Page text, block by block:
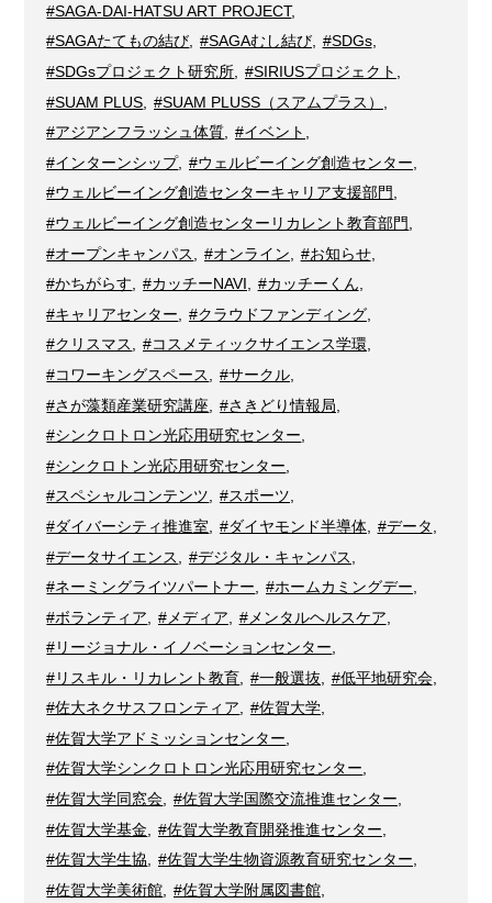
#SAGA-DAI-HATSU ART PROJECT,
#SAGAたてもの結び, #SAGAむし結び, #SDGs,
#SDGsプロジェクト研究所
#SIRIUSプロジェクト
#SUAM PLUS
#SUAM PLUSS（スアムプラス）
#アジアンフラッシュ体質
#イベント
#インターンシップ, #ウェルビーイング創造センター
#ウェルビーイング創造センターキャリア支援部門
#ウェルビーイング創造センターリカレント教育部門
#オープンキャンパス
#オンライン #お知らせ,
#かちがらす
#カッチーNAVI #カッチーくん
#キャリアセンター
#クラウドファンディング,
#クリスマス
#コスメティックサイエンス学環,
#コワーキングスペース
#サークル,
#さが藻類産業研究講座
#さきどり情報局
#シンクロトロン光応用研究センター
#シンクロトン光応用研究センター
#スペシャルコンテンツ
#スポーツ
#ダイバーシティ推進室
#ダイヤモンド半導体, #データ
#データサイエンス
#デジタル・キャンパス
#ネーミングライツパートナー
#ホームカミングデー
#ボランティア
#メディア #メンタルヘルスケア
#リージョナル・イノベーションセンター
#リスキル・リカレント教育
#一般選抜 #低平地研究会,
#佐大ネクサスフロンティア, #佐賀大学,
#佐賀大学アドミッションセンター
#佐賀大学シンクロトロン光応用研究センター,
#佐賀大学同窓会
#佐賀大学国際交流推進センター
#佐賀大学基金
#佐賀大学教育開発推進センター
#佐賀大学生協, #佐賀大学生物資源教育研究センター,
#佐賀大学美術館
#佐賀大学附属図書館,